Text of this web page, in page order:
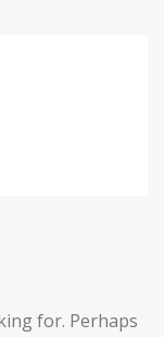
for. Perhaps